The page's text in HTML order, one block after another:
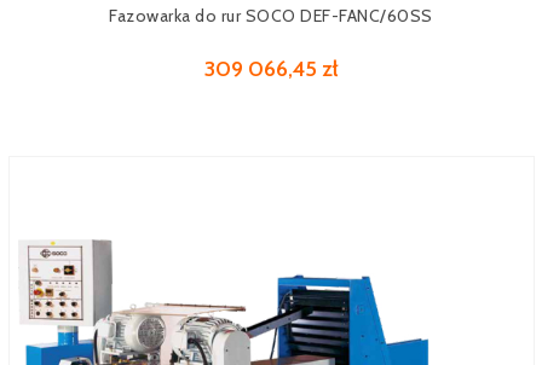
Fazowarka do rur SOCO DEF-FANC/60SS
309 066,45 zł